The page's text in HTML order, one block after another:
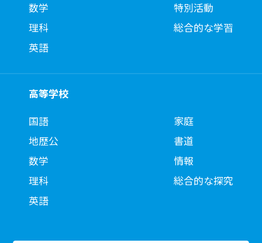
数学
理科
英語
特別活動
総合的な学習
高等学校
国語
地歴公
数学
理科
英語
家庭
書道
情報
総合的な探究